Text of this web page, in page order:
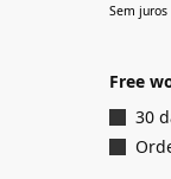
Sem juros
Free
30